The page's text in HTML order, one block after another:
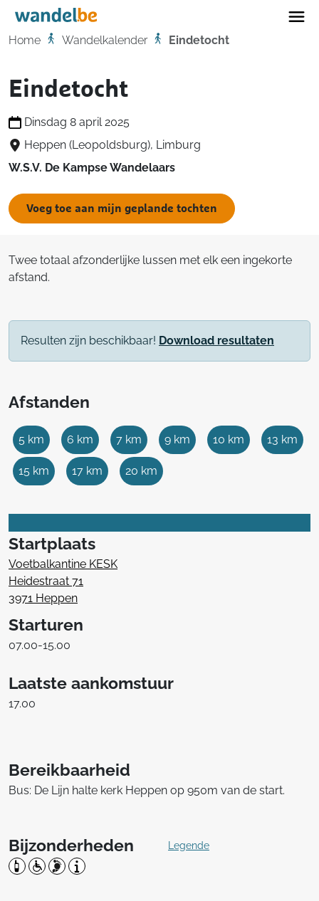
Home
Home Wandelkalender Eindetocht
Eindetocht
Dinsdag 8 april 2025
Heppen (Leopoldsburg), Limburg
W.S.V. De Kampse Wandelaars
Voeg toe aan mijn geplande tochten
Twee totaal afzonderlijke lussen met elk een ingekorte
afstand.
Resulten zijn beschikbaar! Download resultaten
Afstanden
5 km 6 km 7 km 9 km 10 km 13 km
15 km 17 km 20 km
Startplaats
Voetbalkantine KESK
Heidestraat 71
3971 Heppen
Starturen
07.00-15.00
Laatste aankomstuur
17.00
Bereikbaarheid
Bus: De Lijn halte kerk Heppen op 950m van de start.
Bijzonderheden Legende